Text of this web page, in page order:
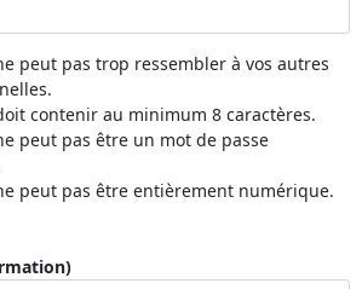
peut pas trop ressembler à vos autres
contenir au minimum 8 caractères.
peut pas être un mot de passe
peut pas être entièrement numérique.